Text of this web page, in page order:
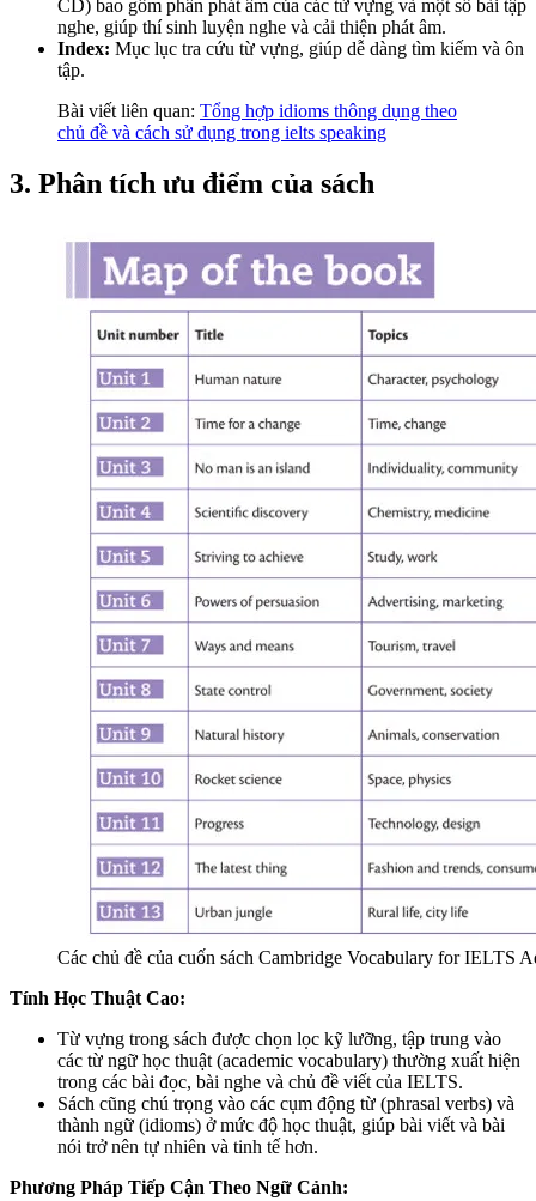
CD) bao gồm phần phát âm của các từ vựng và một số bài tập
nghe, giúp thí sinh luyện nghe và cải thiện phát âm.
Index: Mục lục tra cứu từ vựng, giúp dễ dàng tìm kiếm và ôn
tập.
Bài viết liên quan: Tổng hợp idioms thông dụng theo
chủ đề và cách sử dụng trong ielts speaking
3. Phân tích ưu điểm của sách
Các chủ đề của cuốn sách Cambridge Vocabulary for IELTS
Tính Học Thuật Cao:
Từ vựng trong sách được chọn lọc kỹ lưỡng, tập trung vào
các từ ngữ học thuật (academic vocabulary) thường xuất hiện
trong các bài đọc, bài nghe và chủ đề viết của IELTS.
Sách cũng chú trọng vào các cụm động từ (phrasal verbs) và
thành ngữ (idioms) ở mức độ học thuật, giúp bài viết và bài
nói trở nên tự nhiên và tinh tế hơn.
Phương Pháp Tiếp Cận Theo Ngữ Cảnh: